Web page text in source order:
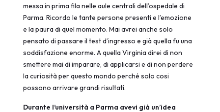
messa in prima fila nelle aule centrali dell’ospedale di
Parma. Ricordo le tante persone presenti e l’emozione
e la paura di quel momento. Mai avrei anche solo
pensato di passare il test d’ingresso e già quella fu una
soddisfazione enorme. A quella Virginia direi di non
smettere mai di imparare, di applicarsi e di non perdere
la curiosità per questo mondo perché solo cosi
possono arrivare grandi risultati.
Durante l’università a Parma avevi già un’idea